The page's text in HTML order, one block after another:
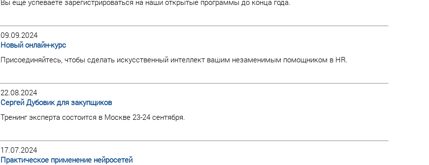
Вы еще успеваете зарегистрироваться на наши открытые программы до конца года.
09.09.2024
Новый онлайн-курс
Присоединяйтесь, чтобы сделать искусственный интеллект вашим незаменимым помощником в HR.
22.08.2024
Сергей Дубовик для закупщиков
Тренинг эксперта состоится в Москве 23-24 сентября.
17.07.2024
Практическое применение нейросетей